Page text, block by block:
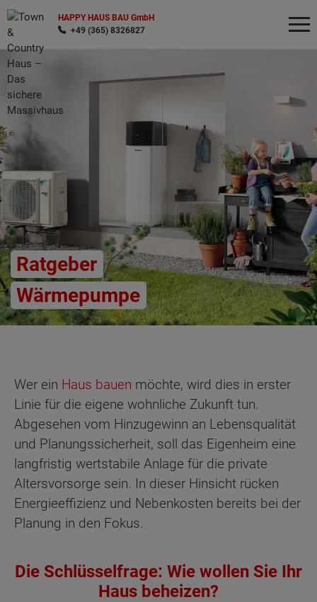
HAPPY HAUS BAU GmbH
+49 (365) 8326827
Ratgeber
Wärmepumpe
Wer ein Haus bauen möchte, wird dies in erster
Linie für die eigene wohnliche Zukunft tun.
Abgesehen vom Hinzugewinn an Lebensqualität
und Planungssicherheit, soll das Eigenheim eine
langfristig wertstabile Anlage für die private
Altersvorsorge sein. In dieser Hinsicht rücken
Energieeffizienz und Nebenkosten bereits bei der
Planung in den Fokus.
Die Schlüsselfrage: Wie wollen Sie Ihr
Haus beheizen?
Wonach möchten Sie suchen?